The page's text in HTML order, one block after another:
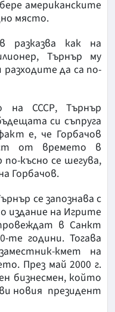
американските
място.
разказва как на
Търнър му
да са по-
на СССР, Търнър
си съпруга
е, че Горбачов
от времето в
късно се шегува,
Горбачов.
се запознава с
на Игрите
в Санкт
те години. Тогава
кмет на
През май 2000 г.
бизнесмен, който
новия президент